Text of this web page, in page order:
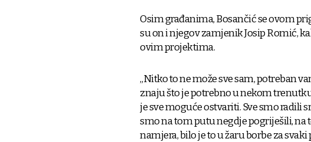
Osim građanima, Bosančić se ovom
su on i njegov zamjenik Josip Romić,
ovim projektima.
„Nitko to ne može sve sam, potreban
znaju što je potrebno u nekom
je sve moguće ostvariti. Sve smo radili
smo na tom putu negdje pogriješili, na
namjera, bilo je to u žaru borbe za